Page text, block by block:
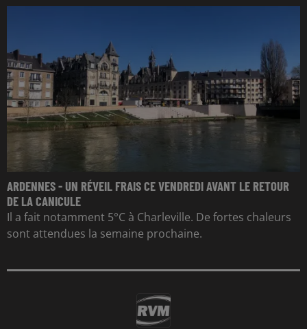
ARDENNES - UN RÉVEIL FRAIS CE VENDREDI AVANT LE RETOUR
DE LA CANICULE
Il a fait notamment 5°C à Charleville. De fortes chaleurs
sont attendues la semaine prochaine.